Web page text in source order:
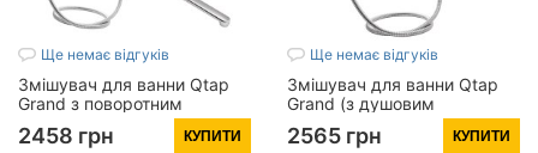
Ще немає відгуків
Змішувач для ванни Qtap
Grand з поворотним
виливом (з душовим
гарнітуром) QTGRACRM005
2458 грн КУПИТИ
Ще немає відгуків
Змішувач для ванни Qtap
Grand (з душовим
гарнітуром) QTGRACRM006
Chrome
2565 грн КУПИТИ